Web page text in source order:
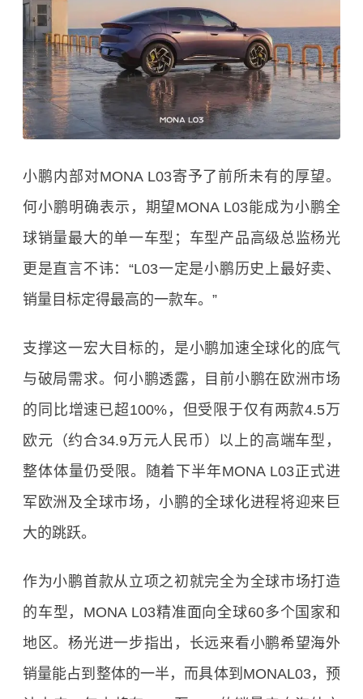
小鹏内部对MONA L03寄予了前所未有的厚望。
何小鹏明确表示，期望MONA L03能成为小鹏全
球销量最大的单一车型；车型产品高级总监杨光
更是直言不讳：“L03一定是小鹏历史上最好卖、
销量目标定得最高的一款车。”
支撑这一宏大目标的，是小鹏加速全球化的底气
与破局需求。何小鹏透露，目前小鹏在欧洲市场
的同比增速已超100%，但受限于仅有两款4.5万
欧元（约合34.9万元人民币）以上的高端车型，
整体体量仍受限。随着下半年MONA L03正式进
军欧洲及全球市场，小鹏的全球化进程将迎来巨
大的跳跃。
作为小鹏首款从立项之初就完全为全球市场打造
的车型，MONA L03精准面向全球60多个国家和
地区。杨光进一步指出，长远来看小鹏希望海外
销量能占到整体的一半，而具体到MONAL03，预